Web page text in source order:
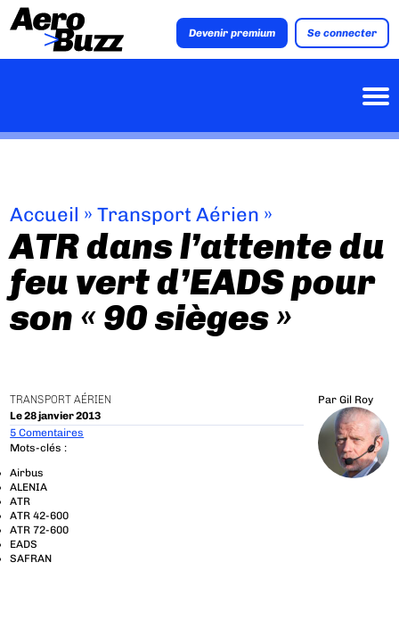
Devenir premium Se connecter
Accueil »Transport Aérien »
ATR dans l’attente du
feu vert d’EADS pour
son « 90 sièges »
TRANSPORT AÉRIEN
Le 28 janvier 2013
Par Gil Roy
5 Comentaires
Mots-clés :
Airbus
ALENIA
ATR
ATR 42-600
ATR 72-600
EADS
SAFRAN